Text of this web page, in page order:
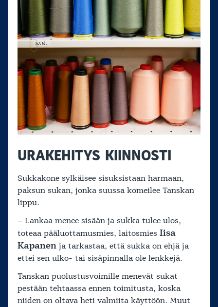
URAKEHITYS KIINNOSTI
Sukkakone sylkäisee sisuksistaan harmaan,
paksun sukan, jonka suussa komeilee Tanskan
lippu.
– Lankaa menee sisään ja sukka tulee ulos,
toteaa pääluottamusmies, laitosmies Iisa
Kapanen ja tarkastaa, että sukka on ehjä ja
ettei sen ulko- tai sisäpinnalla ole lenkkejä.
Tanskan puolustusvoimille menevät sukat
pestään tehtaassa ennen toimitusta, koska
niiden on oltava heti valmiita käyttöön. Muut